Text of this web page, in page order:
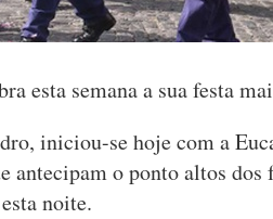
esta semana a sua festa
iniciou-se hoje com a
antecipam o ponto altos dos
noite.